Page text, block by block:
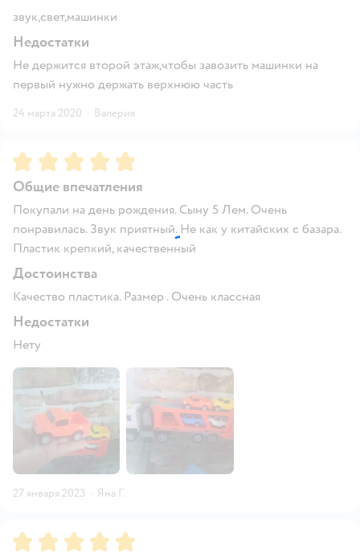
звук,свет,машинки
Недостатки
Не держится второй этаж,чтобы завозить машинки на
первый нужно держать верхнюю часть
24 марта 2020 · Валерия
Рейтинг:5
Общие впечатления
Покупали на день рождения. Сыну 5 Лем. Очень
понравилась. Звук приятный. Не как у китайских с базара.
Пластик крепкий, качественный
Достоинства
Качество пластика. Размер . Очень классная
Недостатки
Нету
27 января 2023 · Яна Г.
Рейтинг:5